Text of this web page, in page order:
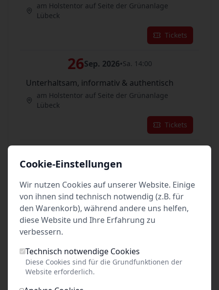
am Holstentor auf Seite der Grünanlage
Lübeck
Tickets
26Sep. 2026•Sa. 14:00
Unterhaltsam, informativ & authentisch
am Holstentor auf Seite der Grünanlage
Lübeck
Tickets
im Oktober 2026:
01Okt. 2026•Do. 13:00
Unterhaltsam, informativ & authentisch
am Holstentor auf Seite der Grünanlage
Lübeck
02Okt. 2026
Cookie-Einstellungen
Wir nutzen Cookies auf unserer Website. Einige
von ihnen sind technisch notwendig (z.B. für
den Warenkorb), während andere uns helfen,
diese Website und Ihre Erfahrung zu
verbessern.
Technisch notwendige Cookies
Diese Cookies sind für die Grundfunktionen der
Website erforderlich.